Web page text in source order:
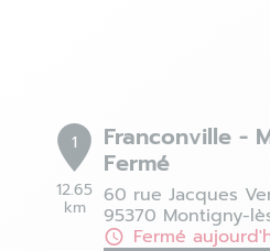
1
12.65
km
Franconville -
Fermé
60 rue Jacques
95370 Montigny-
Fermé